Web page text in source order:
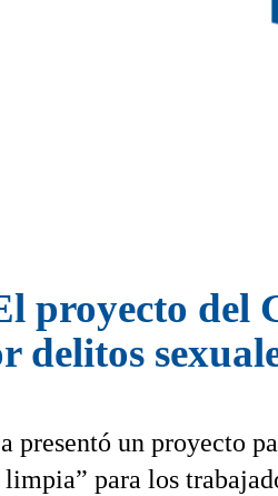
proyecto del
delitos
presentó un proyecto
para los